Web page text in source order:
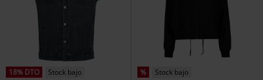
18% DTO
Stock bajo
% Stock bajo